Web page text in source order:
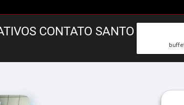
CONTATO SANTO